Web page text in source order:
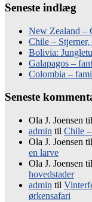
Seneste indlæg
New Zealand –
Chile –
Bolivia:
Galapagos –
Colombia –
Seneste
Ola J. Joensen til
admin til Chile
Ola J. Joensen til
en larve
Ola J. Joensen til
hovedstader
admin til
ørkensafari